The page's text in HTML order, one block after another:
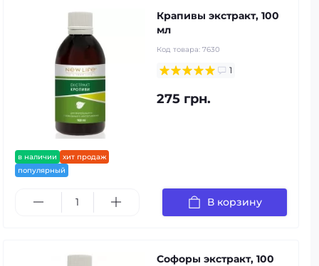
в наличии
хит продаж
популярный
Крапивы экстракт, 100
мл
Код товара: 7630
1
275 грн.
В корзину
Софоры экстракт, 100